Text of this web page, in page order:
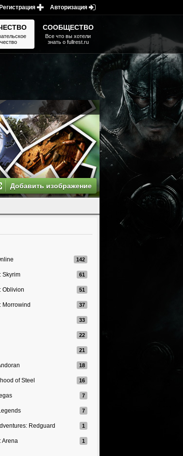
Добавить изображение
Skyrim
Oblivion
Morrowind
of Steel
Redguard
Arena
СООБЩЕСТВО
Все что вы хотели
знать о fullrest.ru
Авторизация
Регистрация